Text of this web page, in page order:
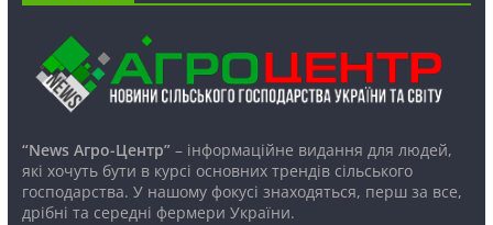
“News Агро-Центр”– інформаційне видання для людей,
які хочуть бути в курсі основних трендів сільського
господарства. У нашому фокусі знаходяться, перш за все,
дрібні та середні фермери України.